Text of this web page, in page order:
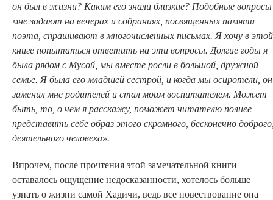
он был в жизни? Каким его знали близкие? Подобные вопросы
мне задают на вечерах и собраниях, посвященных памяти
поэта, спрашивают в многочисленных письмах. Я хочу в этой
книге попытаться ответить на эти вопросы. Долгие годы я
была рядом с Мусой, мы вместе росли в большой, дружной
семье. Я была его младшей сестрой, и когда мы осиротели, он
заменил мне родителей и стал моим воспитателем. Может
быть, то, о чем я расскажу, поможет читателю полнее
представить себе образ этого скромного, бесконечно
деятельного человека».
Впрочем, после прочтения этой замечательной книги
оставалось ощущение недосказанности, хотелось больше
узнать о жизни самой Хадичи, ведь все повествование она